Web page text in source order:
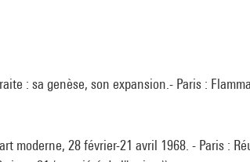
: sa genèse, son expansion.- Paris :
moderne, 28 février-21 avril 1968. - Paris :